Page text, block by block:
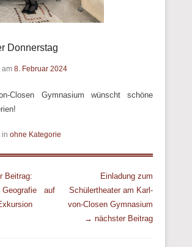
Donnerstag
am 8. Februar 2024
Closen Gymnasium wünscht schöne
in ohne Kategorie
Beitrag:
auf
Einladung zum
Schülertheater am Karl-
von-Closen Gymnasium
→ nächster Beitrag